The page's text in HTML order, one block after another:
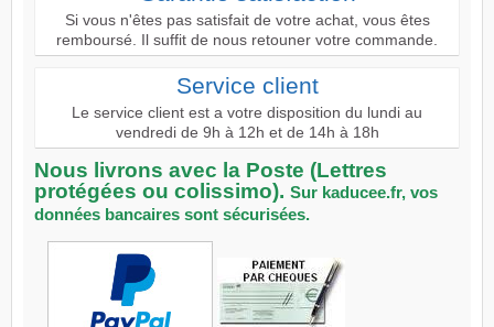
Si vous n'êtes pas satisfait de votre achat, vous êtes
remboursé. Il suffit de nous retouner votre commande.
Service client
Le service client est a votre disposition du lundi au
vendredi de 9h à 12h et de 14h à 18h
Nous livrons avec la Poste (Lettres
protégées ou colissimo). Sur kaducee.fr, vos
données bancaires sont sécurisées.